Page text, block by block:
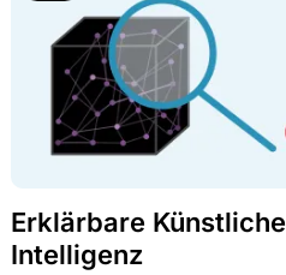
Erklärbare Künstliche
Intelligenz